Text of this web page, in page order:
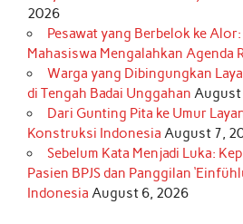
2026
Pesawat yang Berbelok ke
Mahasiswa Mengalahkan Agenda
Warga yang Dibingungkan
di Tengah Badai Unggahan August
Dari Gunting Pita ke Umur
Konstruksi Indonesia August 7,
Sebelum Kata Menjadi Luka:
Pasien BPJS dan Panggilan
Indonesia August 6, 2026